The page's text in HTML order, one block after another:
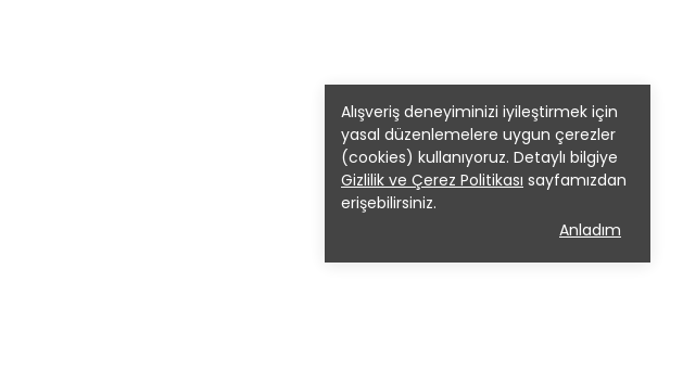
Alışveriş deneyiminizi iyileştirmek için
yasal düzenlemelere uygun çerezler
(cookies) kullanıyoruz. Detaylı bilgiye
Gizlilik ve Çerez Politikası sayfamızdan
erişebilirsiniz.
Anladım